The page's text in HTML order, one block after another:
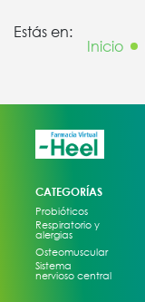
Estás en:
Inicio
CATEGORÍAS
Probióticos
Respiratorio y
alergias
Osteomuscular
Sistema
nervioso central